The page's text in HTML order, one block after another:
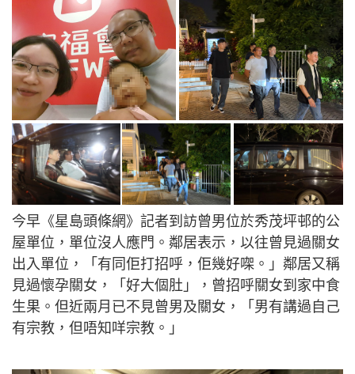
今早《星島頭條網》記者到訪曾男位於秀茂坪邨的公
屋單位，單位沒人應門。鄰居表示，以往曾見過關女
出入單位，「有同佢打招呼，佢幾好㗎。」鄰居又稱
見過懷孕關女，「好大個肚」，曾招呼關女到家中食
生果。但近兩月已不見曾男及關女，「男有講過自己
有宗教，但唔知咩宗教。」